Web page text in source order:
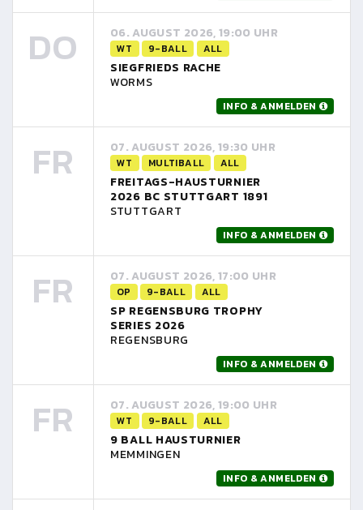
DO 06. AUGUST 2026, 19:00 UHR
WT 9-BALL ALL
SIEGFRIEDS RACHE
WORMS
INFO & ANMELDEN
FR 07. AUGUST 2026, 19:30 UHR
WT MULTIBALL ALL
FREITAGS-HAUSTURNIER
2026 BC STUTTGART 1891
STUTTGART
INFO & ANMELDEN
FR 07. AUGUST 2026, 17:00 UHR
OP 9-BALL ALL
SP REGENSBURG TROPHY
SERIES 2026
REGENSBURG
INFO & ANMELDEN
FR 07. AUGUST 2026, 19:00 UHR
WT 9-BALL ALL
9 BALL HAUSTURNIER
MEMMINGEN
INFO & ANMELDEN